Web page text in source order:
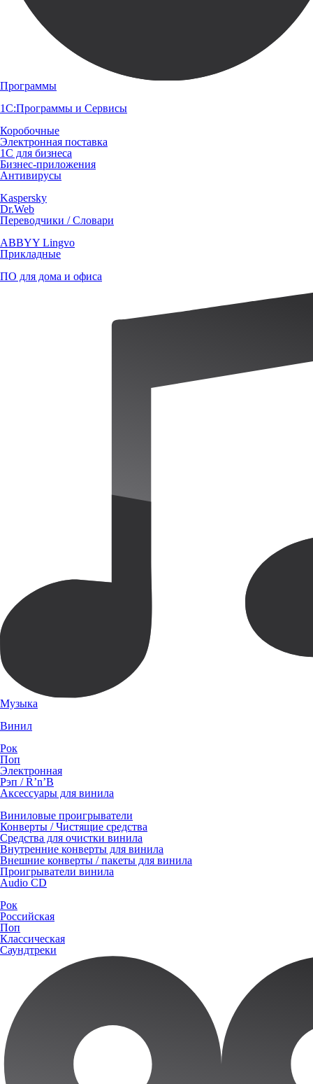
Программы
1С:Программы и Сервисы
Коробочные
Электронная поставка
1С для бизнеса
Бизнес-приложения
Антивирусы
Kaspersky
Dr.Web
Переводчики / Словари
ABBYY Lingvo
Прикладные
ПО для дома и офиса
Музыка
Винил
Рок
Поп
Электронная
Рэп / R’n’B
Аксессуары для винила
Виниловые проигрыватели
Конверты / Чистящие средства
Средства для очистки винила
Внутренние конверты для винила
Внешние конверты / пакеты для винила
Проигрыватели винила
Audio CD
Рок
Российская
Поп
Классическая
Саундтреки